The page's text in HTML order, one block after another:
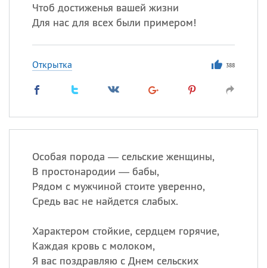
Чтоб достиженья вашей жизни
Для нас для всех были примером!
Открытка 388
Особая порода — сельские женщины,
В простонародии — бабы,
Рядом с мужчиной стоите уверенно,
Средь вас не найдется слабых.
Характером стойкие, сердцем горячие,
Каждая кровь с молоком,
Я вас поздравляю с Днем сельских
ИМЕНА
Сегодня празднуют именины
, Афанасий,Борис
происхождение